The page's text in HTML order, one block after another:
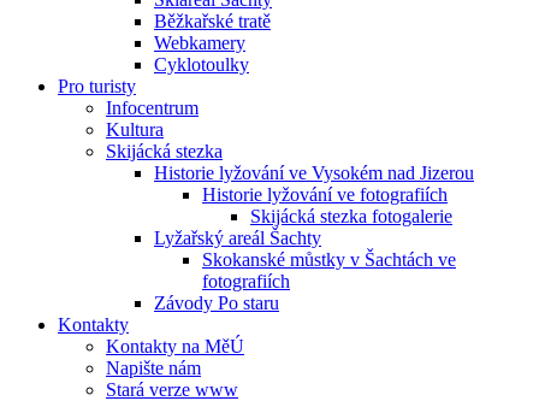
Běžkařské tratě
Webkamery
Cyklotoulky
Pro turisty
Infocentrum
Kultura
Skijácká stezka
Historie lyžování ve Vysokém nad Jizerou
Historie lyžování ve fotografiích
Skijácká stezka fotogalerie
Lyžařský areál Šachty
Skokanské můstky v Šachtách ve
fotografiích
Závody Po staru
Kontakty
Kontakty na MěÚ
Napište nám
Stará verze www